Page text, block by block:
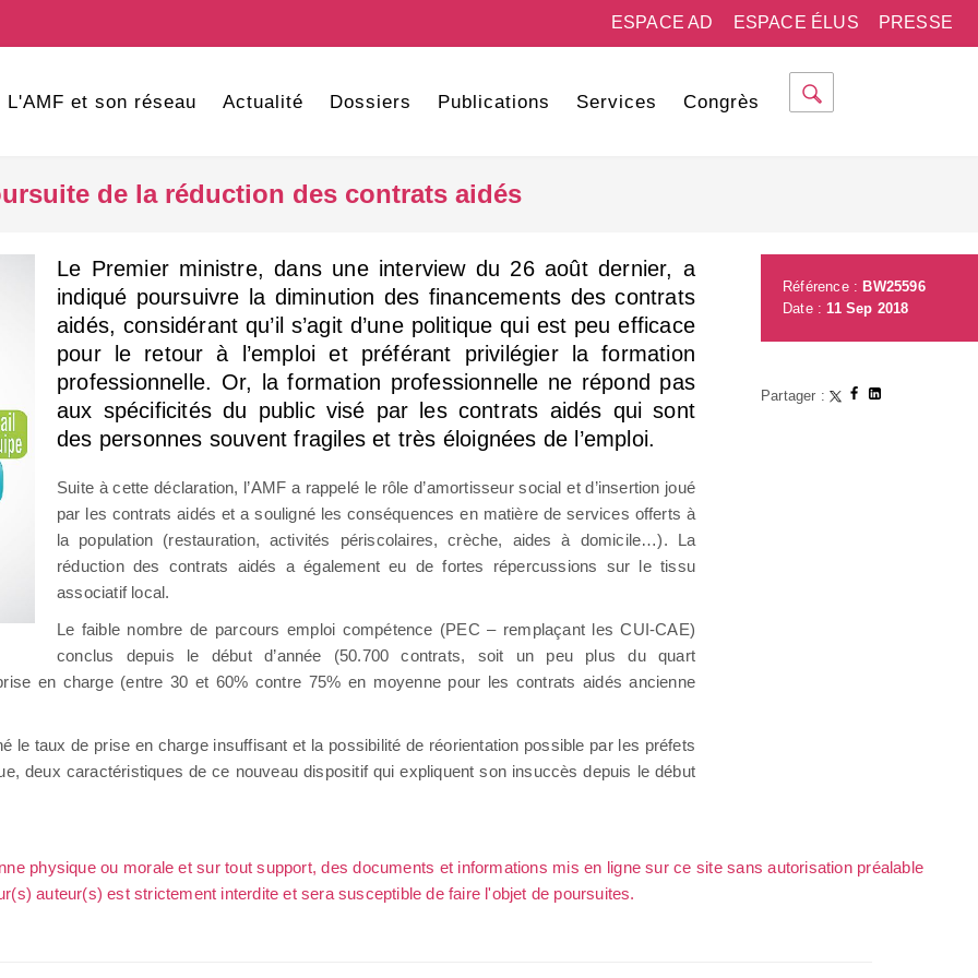
PRESSE
ESPACE ÉLUS
ESPACE AD
L'AMF et son réseau Actualité Dossiers Publications Services Congrès
de la réduction des contrats aidés
Le Premier ministre, dans une interview du 26 août dernier, a
indiqué poursuivre la diminution des financements des contrats
aidés, considérant qu’il s’agit d’une politique qui est peu efficace
pour le retour à l’emploi et préférant privilégier la formation
professionnelle. Or, la formation professionnelle ne répond pas
aux spécificités du public visé par les contrats aidés qui sont
des personnes souvent fragiles et très éloignées de l’emploi.
Suite à cette déclaration, l’AMF a rappelé le rôle d’amortisseur social et d’insertion joué
par les contrats aidés et a souligné les conséquences en matière de services offerts à
la population (restauration, activités périscolaires, crèche, aides à domicile…). La
réduction des contrats aidés a également eu de fortes répercussions sur le tissu
associatif local.
Le faible nombre de parcours emploi compétence (PEC – remplaçant les CUI-CAE)
conclus depuis le début d’année (50.700 contrats, soit un peu plus du quart
en charge (entre 30 et 60% contre 75% en moyenne pour les contrats aidés ancienne
le taux de prise en charge insuffisant et la possibilité de réorientation possible par les préfets
deux caractéristiques de ce nouveau dispositif qui expliquent son insuccès depuis le début
Référence : BW25596
Date :11 Sep 2018
Partager :
physique ou morale et sur tout support, des documents et informations mis en ligne sur ce site sans autorisation préalable
auteur(s) est strictement interdite et sera susceptible de faire l'objet de poursuites.